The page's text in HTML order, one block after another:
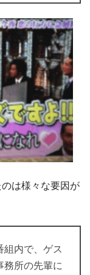
は様々な要因が
組内で、ゲス
務所の先輩に